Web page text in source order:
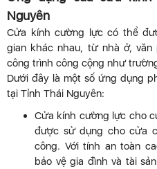
Nguyên
Cửa kính cường lực có thể
gian khác nhau, từ nhà ở,
công trình công cộng như
Dưới đây là một số ứng dụng
tại Tỉnh Thái Nguyên:
Cửa kính cường lực cho
được sử dụng cho cửa
công. Với tính an toàn
bảo vệ gia đình và tài